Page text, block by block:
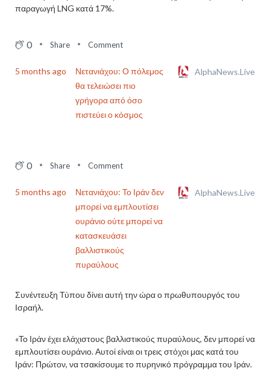
παραγωγή LNG κατά 17%.
0 Share Comment
5 months ago
Νετανιάχου: Ο πόλεμος
θα τελειώσει πιο
γρήγορα από όσο
πιστεύει ο κόσμος
AlphaNews.Live
0 Share Comment
5 months ago
Νετανιάχου: Το Ιράν δεν
μπορεί να εμπλουτίσει
ουράνιο ούτε μπορεί να
κατασκευάσει
βαλλιστικούς
πυραύλους
AlphaNews.Live
Συνέντευξη Τύπου δίνει αυτή την ώρα ο πρωθυπουργός του
Ισραήλ.
«Το Ιράν έχει ελάχιστους βαλλιστικούς πυραύλους, δεν μπορεί να
εμπλουτίσει ουράνιο. Αυτοί είναι οι τρεις στόχοι μας κατά του
Ιράν: Πρώτον, να τσακίσουμε το πυρηνικό πρόγραμμα του Ιράν.